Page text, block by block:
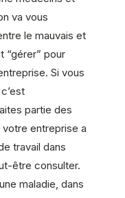
va vous
le mauvais et
“gérer” pour
Si vous
partie des
entreprise a
travail dans
être consulter.
maladie, dans